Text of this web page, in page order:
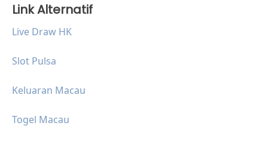
Link Alternatif
Live Draw HK
Slot Pulsa
Keluaran Macau
Togel Macau